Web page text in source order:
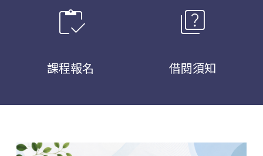
inventory
課程報名
quiz
借閱須知